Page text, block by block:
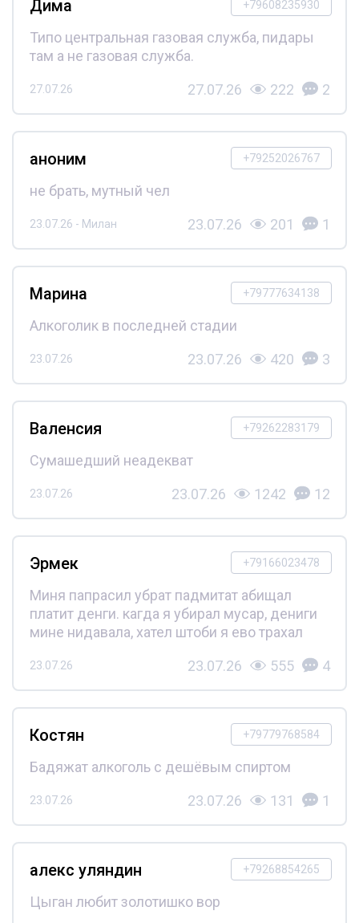
+79608235930
Дима
Типо центральная газовая служба, пидары
там а не газовая служба.
27.07.26 27.07.26 222 2
+79252026767
аноним
не брать, мутный чел
23.07.26 - Милан 23.07.26 201 1
+79777634138
Марина
Алкоголик в последней стадии
23.07.26 23.07.26 420 3
+79262283179
Валенсия
Сумашедший неадекват
23.07.26 23.07.26 1242 12
+79166023478
Эрмек
Миня папрасил убрат падмитат абищал
платит денги. кагда я убирал мусар, дениги
мине нидавала, хател штоби я ево трахал
23.07.26 23.07.26 555 4
+79779768584
Костян
Бадяжат алкоголь с дешёвым спиртом
23.07.26 23.07.26 131 1
+79268854265
алекс уляндин
Цыган любит золотишко вор